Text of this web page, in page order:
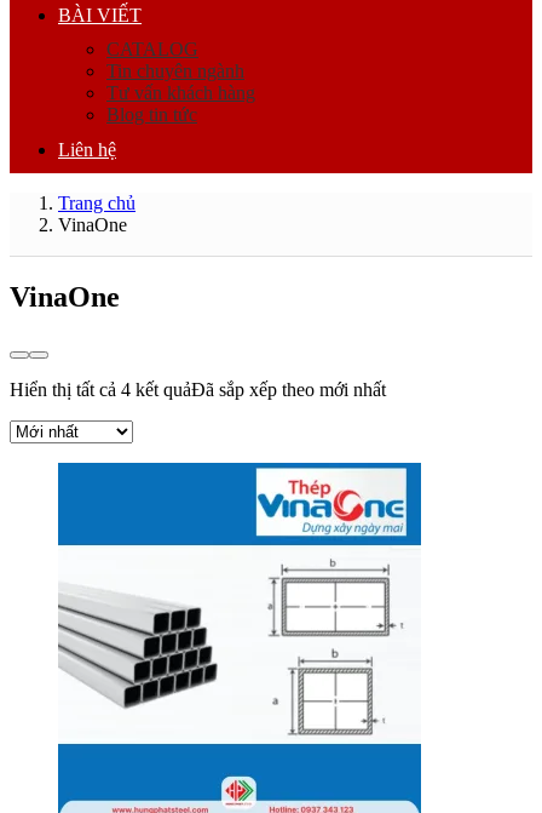
BÀI VIẾT
CATALOG
Tin chuyên ngành
Tư vấn khách hàng
Blog tin tức
Liên hệ
Trang chủ
VinaOne
VinaOne
Hiển thị tất cả 4 kết quảĐã sắp xếp theo mới nhất